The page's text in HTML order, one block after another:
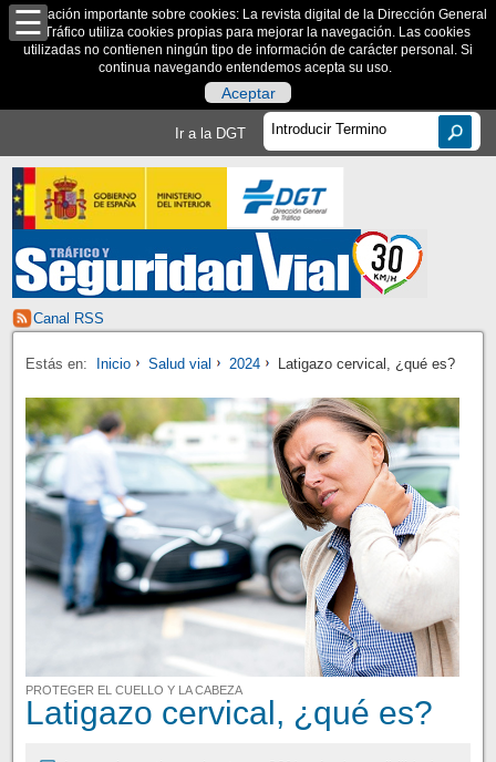
Información importante sobre cookies: La revista digital de la Dirección General
de Tráfico utiliza cookies propias para mejorar la navegación. Las cookies
utilizadas no contienen ningún tipo de información de carácter personal. Si
continua navegando entendemos acepta su uso.
Aceptar
Ir a la DGT
Canal RSS
Estás en: Inicio Salud vial 2024 Latigazo cervical, ¿qué es?
PROTEGER EL CUELLO Y LA CABEZA
Latigazo cervical, ¿qué es?